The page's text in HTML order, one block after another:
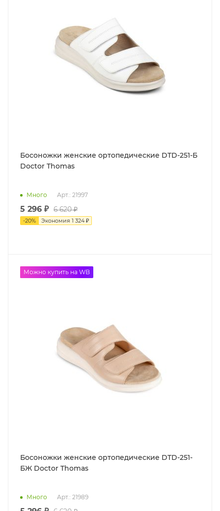
Босоножки женские ортопедические DTD-251-Б
Doctor Thomas
Много Арт.: 21997
5 296 ₽ 6 620 ₽
-20% Экономия 1 324 ₽
до -50%
Можно купить на WB
Босоножки женские ортопедические DTD-251-
БЖ Doctor Thomas
Много Арт.: 21989